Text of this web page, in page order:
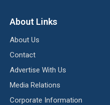
About Links
About Us
Contact
Advertise With Us
Media Relations
Corporate Information